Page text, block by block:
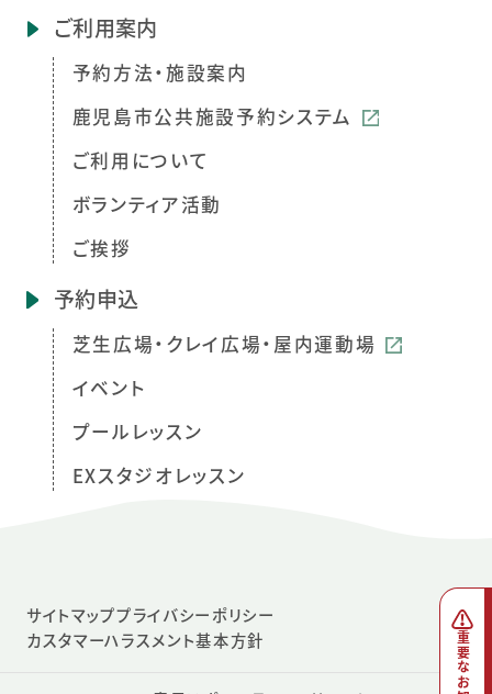
ご利用案内
予約方法・施設案内
鹿児島市公共施設予約システム
ご利用について
ボランティア活動
ご挨拶
予約申込
芝生広場・クレイ広場・屋内運動場
イベント
プールレッスン
EXスタジオレッスン
サイトマッププライバシーポリシー
カスタマーハラスメント基本方針